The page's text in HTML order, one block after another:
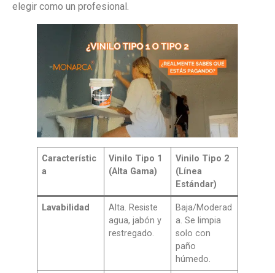
elegir como un profesional.
Característic
a
Vinilo Tipo 1
(Alta Gama)
Vinilo Tipo 2
(Línea
Estándar)
Lavabilidad
Alta. Resiste
agua, jabón y
restregado.
Baja/Moderad
a. Se limpia
solo con
paño
húmedo.